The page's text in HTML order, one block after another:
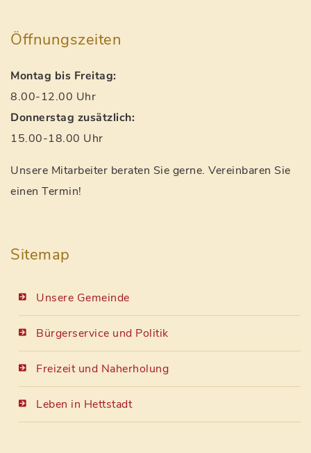
Öffnungszeiten
Montag bis Freitag:
8.00-12.00 Uhr
Donnerstag zusätzlich:
15.00-18.00 Uhr
Unsere Mitarbeiter beraten Sie gerne. Vereinbaren Sie
einen Termin!
Sitemap
Unsere Gemeinde
Bürgerservice und Politik
Freizeit und Naherholung
Leben in Hettstadt